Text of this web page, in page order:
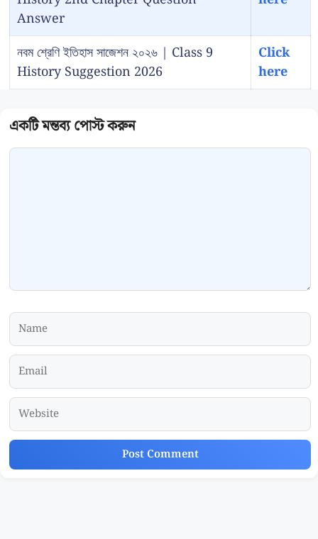
Answer
নবম শ্রেণি ইতিহাস সাজেশন ২০২৬ | Class 9
History Suggestion 2026
Click
here
Comment
Name
Email
Website